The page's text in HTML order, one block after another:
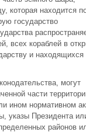
которая находится
государство
всех кораблей в
и находящихся
могут
части
ином нормативном
указы Президента
районов